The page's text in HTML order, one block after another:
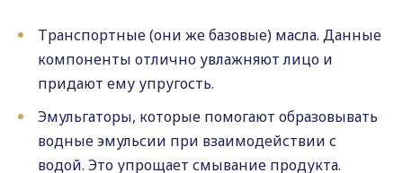
Транспортные (они же базовые) масла. Данные
компоненты отлично увлажняют лицо и
придают ему упругость.
Эмульгаторы, которые помогают образовывать
водные эмульсии при взаимодействии с
водой. Это упрощает смывание продукта.